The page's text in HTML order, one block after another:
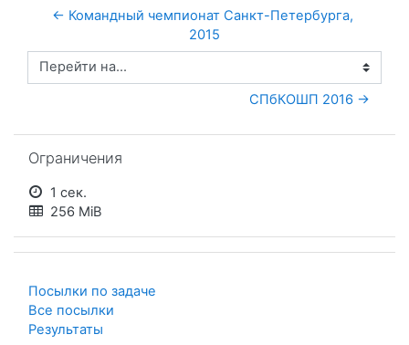
← Командный чемпионат Санкт-Петербурга,
2015
Перейти на...
СПбКОШП 2016 →
Ограничения
1 сек.
256 MiB
Посылки по задаче
Все посылки
Результаты